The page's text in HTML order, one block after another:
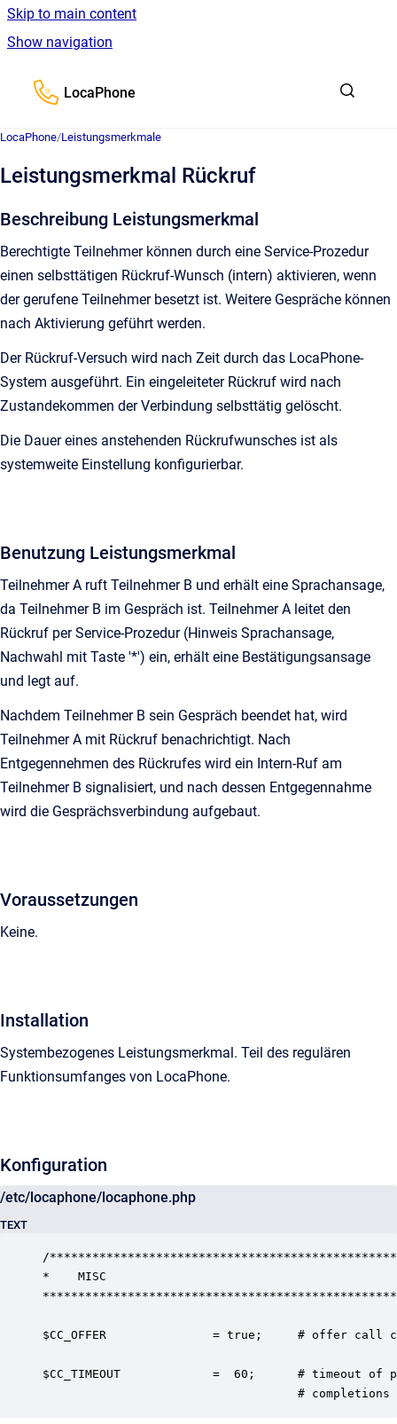
Skip to main content
Show navigation
LocaPhone
LocaPhone/Leistungsmerkmale
Leistungsmerkmal Rückruf
Beschreibung Leistungsmerkmal
Berechtigte Teilnehmer können durch eine Service-Prozedur
einen selbsttätigen Rückruf-Wunsch (intern) aktivieren, wenn
der gerufene Teilnehmer besetzt ist. Weitere Gespräche können
nach Aktivierung geführt werden.
Der Rückruf-Versuch wird nach Zeit durch das LocaPhone-
System ausgeführt. Ein eingeleiteter Rückruf wird nach
Zustandekommen der Verbindung selbsttätig gelöscht.
Die Dauer eines anstehenden Rückrufwunsches ist als
systemweite Einstellung konfigurierbar.
Benutzung Leistungsmerkmal
Teilnehmer A ruft Teilnehmer B und erhält eine Sprachansage,
da Teilnehmer B im Gespräch ist. Teilnehmer A leitet den
Rückruf per Service-Prozedur (Hinweis Sprachansage,
Nachwahl mit Taste '*') ein, erhält eine Bestätigungsansage
und legt auf.
Nachdem Teilnehmer B sein Gespräch beendet hat, wird
Teilnehmer A mit Rückruf benachrichtigt. Nach
Entgegennehmen des Rückrufes wird ein Intern-Ruf am
Teilnehmer B signalisiert, und nach dessen Entgegennahme
wird die Gesprächsverbindung aufgebaut.
Voraussetzungen
Keine.
Installation
Systembezogenes Leistungsmerkmal. Teil des regulären
Funktionsumfanges von LocaPhone.
Konfiguration
/etc/locaphone/locaphone.php
TEXT
/
*    MISC
$CC_OFFER               = true;     # offer call
$CC_TIMEOUT             =  60;      # timeout of
# completions